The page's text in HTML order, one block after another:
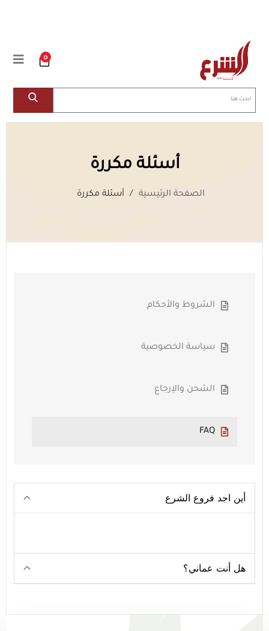
0
أسئلة مكررة
الصفحة الرئيسية أسئلة مكررة
الشروط والأحكام
سياسة الخصوصية
الشحن والإرجاع
FAQ
أين اجد فروع الشرع
هل أنت عماني؟